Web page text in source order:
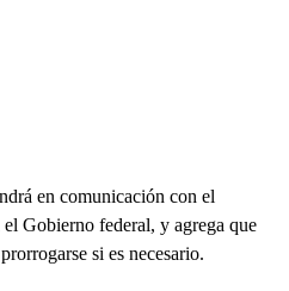
en comunicación con el
Gobierno federal, y agrega que
si es necesario.